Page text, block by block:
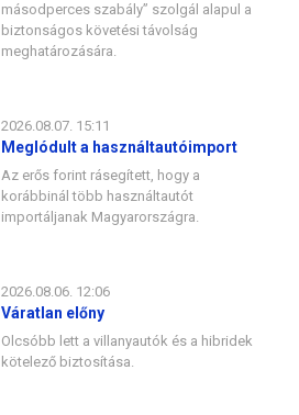
másodperces szabály” szolgál alapul a
biztonságos követési távolság
meghatározására.
2026.08.07. 15:11
Meglódult a használtautóimport
Az erős forint rásegített, hogy a
korábbinál több használtautót
importáljanak Magyarországra.
2026.08.06. 12:06
Váratlan előny
Olcsóbb lett a villanyautók és a hibridek
kötelező biztosítása.